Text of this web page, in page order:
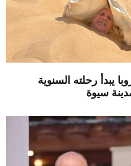
يبدأ رحلته السنوية
سيوة